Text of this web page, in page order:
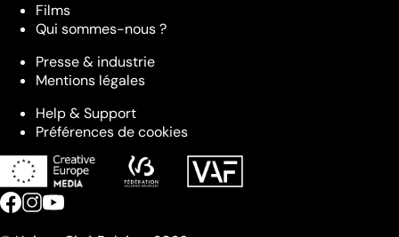
Films
Qui sommes-nous ?
Presse & industrie
Mentions légales
Help & Support
Préférences de cookies